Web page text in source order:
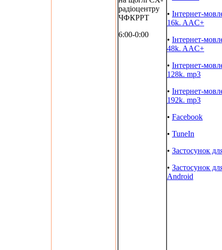
радіоцентру
ЧФКРРТ
6:00-0:00
• Інтернет-
16k. AAC+
• Інтернет-
48k. AAC+
• Інтернет-
128k. mp3
• Інтернет-
192k. mp3
• Facebook
• TuneIn
• Застосунок
• Застосунок
Android